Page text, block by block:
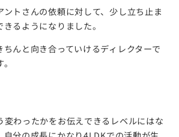
ントさんの依頼に対して、少し立ち止ま
るようになりました。
んと向き合っていけるディレクターで
変わったかをお伝えできるレベルにはな